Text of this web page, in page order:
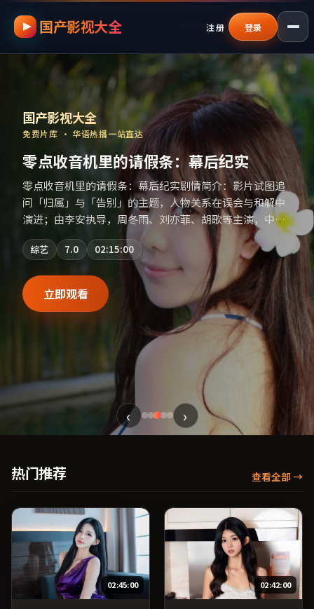
跳过导航，进入正文
国产影视大全 注册 登录
国产影视资源大全免费｜ 国产影视大全—
国产影视大全
免费片库 · 华语热播一站直达
零点收音机里的请假条：幕后纪实
零点收音机里的请假条：幕后纪实剧情简介：影片试图追
问「归属」与「告别」的主题，人物关系在误会与和解中
演进；由李安执导，周冬雨、刘亦菲、胡歌等主演，中国
大陆出品，冒险类型，2021年上映 / 2021年10月4日于中
国大陆地区院线首映，网络平台同步更新片源。适合关注
表演细节与导演风格的深度观影人群。（国产影视资源大
全免费条目索引，支持片名与演员交叉检索。）
综艺 7.0 02:15:00
立即观看
‹ ›
热门推荐 查看全部→
02:45:00 02:42:00